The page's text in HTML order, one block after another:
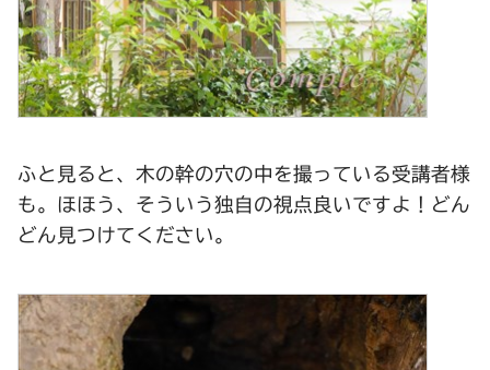
ふと見ると、木の幹の穴の中を撮っている受講者様
も。ほほう、そういう独自の視点良いですよ！どん
どん見つけてください。